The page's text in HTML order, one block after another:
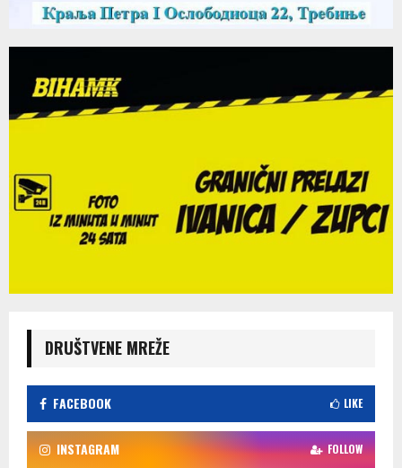
DRUŠTVENE MREŽE
FACEBOOK LIKE
INSTAGRAM FOLLOW